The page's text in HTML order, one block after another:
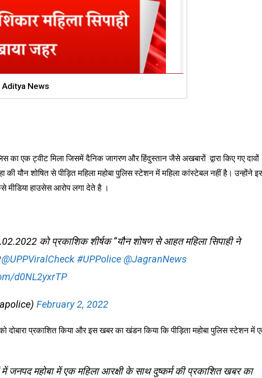
Aditya News
का एक ट्वीट मिला जिसमें दैनिक जागरण और हिंदुस्तान जैसे अखबारों द्वारा किए गए दावों
यौन शोषित से पीड़ित महिला महोबा पुलिस स्टेशन में महिला कांस्टेबल नहीं है। उन्होंने
मीडिया हाउसेस आरोप लगा देते है ।
को प्रकाशिक शीर्षक “यौन शोषण से आहत महिला सिपाही ने
@UPPViralCheck #UPPolice @JagranNews
d0NL2yxrTP
February 2, 2022
प्रकाशित किया और इस खबर का खंडन किया कि पीड़िता महोबा पुलिस स्टेशन में
में जनपद महोबा में एक महिला आरक्षी के साथ दुष्कर्म की प्रकाशित खबर का